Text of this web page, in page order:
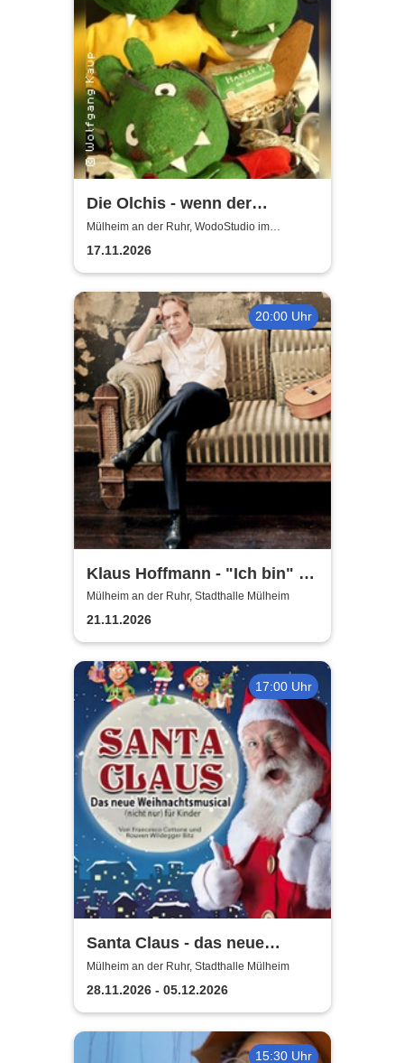
Die Olchis - wenn der
Babysitter kommt
Mülheim an der Ruhr, WodoStudio im
Ringlokschuppen Ruhr
17.11.2026
20:00 Uhr
Klaus Hoffmann - "Ich bin" -
Tour 2026
Mülheim an der Ruhr, Stadthalle Mülheim
21.11.2026
17:00 Uhr
Santa Claus - das neue
Weihnachtsmusical (nicht
nur) für Kinder
Mülheim an der Ruhr, Stadthalle Mülheim
28.11.2026 - 05.12.2026
15:30 Uhr